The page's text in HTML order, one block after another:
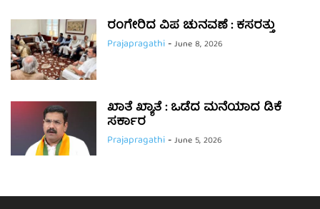
ರಂಗೇರಿದ ವಿಪ ಚುನವಣೆ : ಕಸರತ್ತು
Prajapragathi-June 8, 2026
ಖಾತೆ ಖ್ಯಾತೆ : ಒಡೆದ ಮನೆಯಾದ ಡಿಕೆ
ಸರ್ಕಾರ
Prajapragathi-June 5, 2026